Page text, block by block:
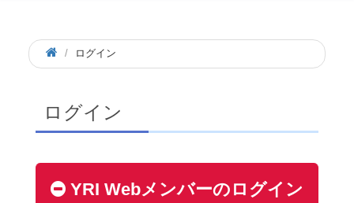
ログイン
ログイン
YRI Webメンバーのログイン